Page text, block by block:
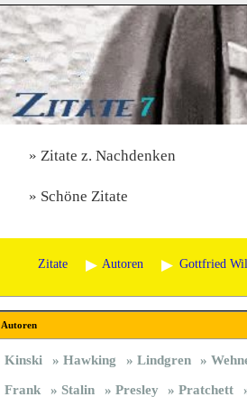
Zitate z. Nachdenken
Schöne Zitate
Zitate Autoren Gottfried
Autoren
Kinski Hawking Lindgren
Frank
Stalin Presley Pratchett